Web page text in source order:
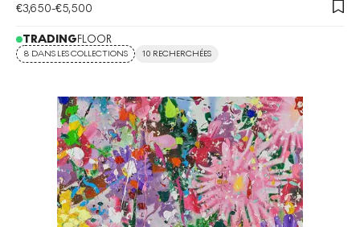
€3,650-€5,500
TRADINGFLOOR
8 DANS LES COLLECTIONS 10 RECHERCHÉES